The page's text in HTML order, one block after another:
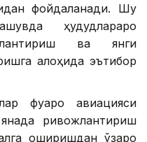
фойдаланади. Шу
ҳудудлараро
ва янги
алоҳида эътибор
фуқаро авиацияси
ривожлантириш
оширишдан ўзаро